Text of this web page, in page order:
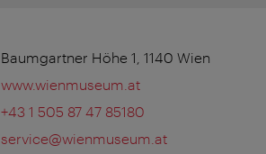
Baumgartner Höhe 1, 1140 Wien
www.wienmuseum.at
+43 1 505 87 47 85180
service@wienmuseum.at